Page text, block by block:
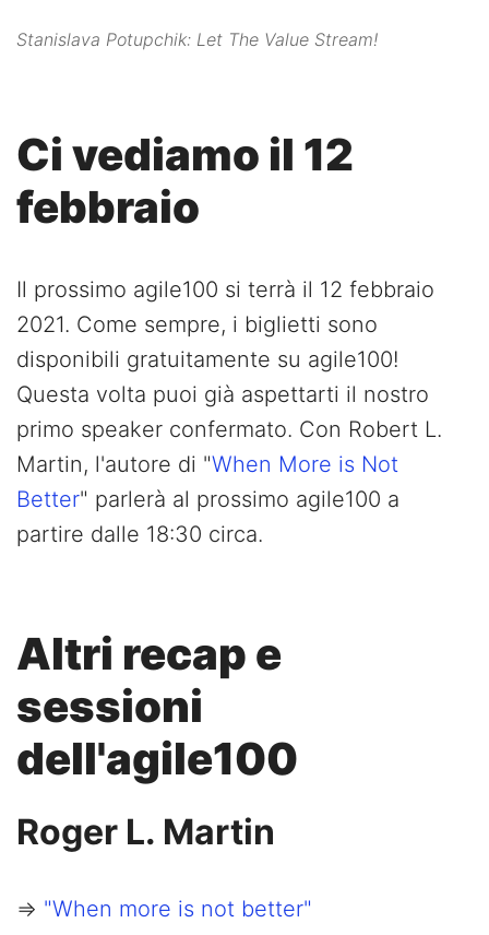
Stanislava Potupchik: Let The Value Stream!
Ci vediamo il 12
febbraio
Il prossimo agile100 si terrà il 12 febbraio
2021. Come sempre, i biglietti sono
disponibili gratuitamente su agile100!
Questa volta puoi già aspettarti il nostro
primo speaker confermato. Con Robert L.
Martin, l'autore di "When More is Not
Better" parlerà al prossimo agile100 a
partire dalle 18:30 circa.
Altri recap e
sessioni
dell'agile100
Roger L. Martin
=> "When more is not better"